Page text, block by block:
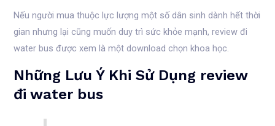
Nếu người mua thuộc lực lượng một số dân sinh dành hết thời
gian nhưng lại cũng muốn duy trì sức khỏe mạnh, review đi
water bus được xem là một download chọn khoa học.
Những Lưu Ý Khi Sử Dụng review
đi water bus